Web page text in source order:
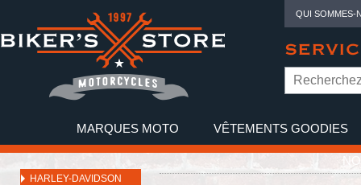
QUI SOMMES-
MARQUES MOTO VÊTEMENTS GOODIES
HARLEY-DAVIDSON